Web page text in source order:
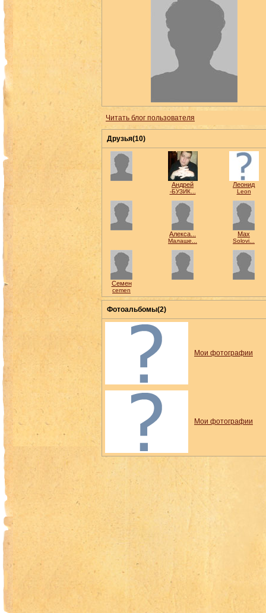
Читать блог пользователя
Друзья(10)
Андрей
-БУЗИК...
Леонид
Leon
Алекса...
Малаше...
Max
Solovi...
Семен
cemen
Фотоальбомы(2)
Мои фотографии
Мои фотографии